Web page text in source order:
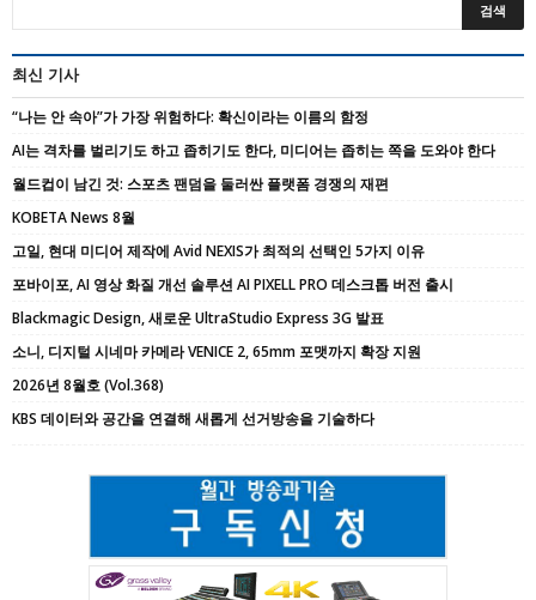
최신 기사
“나는 안 속아”가 가장 위험하다: 확신이라는 이름의 함정
AI는 격차를 벌리기도 하고 좁히기도 한다, 미디어는 좁히는 쪽을 도와야 한다
월드컵이 남긴 것: 스포츠 팬덤을 둘러싼 플랫폼 경쟁의 재편
KOBETA News 8월
고일, 현대 미디어 제작에 Avid NEXIS가 최적의 선택인 5가지 이유
포바이포, AI 영상 화질 개선 솔루션 AI PIXELL PRO 데스크톱 버전 출시
Blackmagic Design, 새로운 UltraStudio Express 3G 발표
소니, 디지털 시네마 카메라 VENICE 2, 65mm 포맷까지 확장 지원
2026년 8월호 (Vol.368)
KBS 데이터와 공간을 연결해 새롭게 선거방송을 기술하다